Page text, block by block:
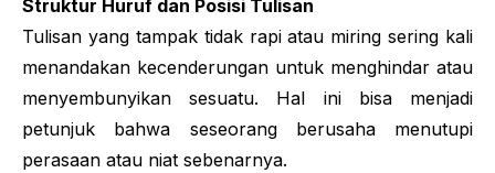
Struktur Huruf dan Posisi Tulisan
Tulisan yang tampak tidak rapi atau miring sering kali
menandakan kecenderungan untuk menghindar atau
menyembunyikan sesuatu. Hal ini bisa menjadi
petunjuk bahwa seseorang berusaha menutupi
perasaan atau niat sebenarnya.